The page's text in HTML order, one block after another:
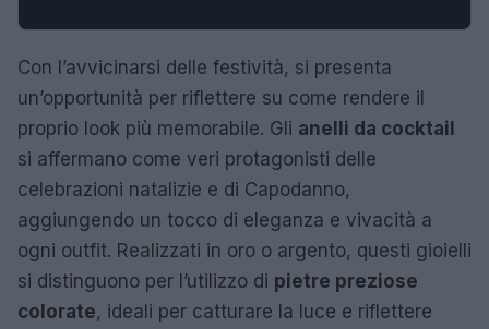
Con l’avvicinarsi delle festività, si presenta
un’opportunità per riflettere su come rendere il
proprio look più memorabile. Gli anelli da cocktail
si affermano come veri protagonisti delle
celebrazioni natalizie e di Capodanno,
aggiungendo un tocco di eleganza e vivacità a
ogni outfit. Realizzati in oro o argento, questi gioielli
si distinguono per l’utilizzo di pietre preziose
colorate, ideali per catturare la luce e riflettere